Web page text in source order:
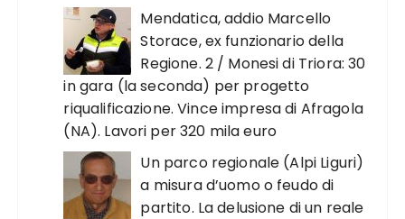
Mendatica, addio Marcello
Storace, ex funzionario della
Regione. 2 / Monesi di Triora: 30
in gara (la seconda) per progetto
riqualificazione. Vince impresa di Afragola
(NA). Lavori per 320 mila euro
Un parco regionale (Alpi Liguri)
a misura d’uomo o feudo di
partito. La delusione di un reale